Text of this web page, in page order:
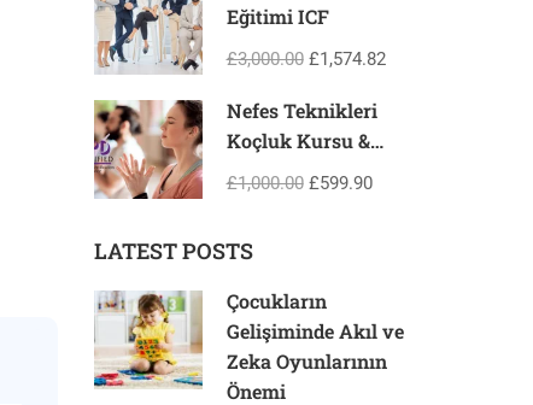
Eğitimi ICF
£3,000.00 £1,574.82
Nefes Teknikleri
Koçluk Kursu &
Nefes Teknikleri
Programı
£1,000.00 £599.90
LATEST POSTS
Çocukların
Gelişiminde Akıl ve
Zeka Oyunlarının
Önemi